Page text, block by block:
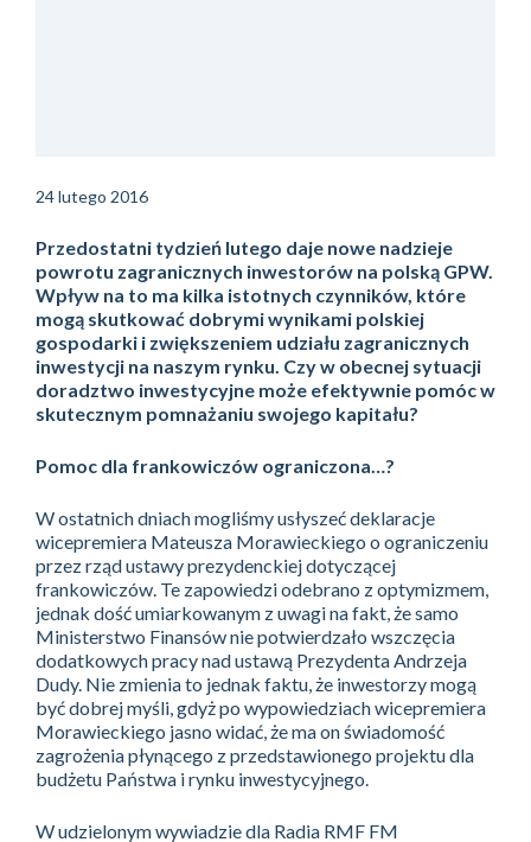
24 lutego 2016
Przedostatni tydzień lutego daje nowe nadzieje
powrotu zagranicznych inwestorów na polską GPW.
Wpływ na to ma kilka istotnych czynników, które
mogą skutkować dobrymi wynikami polskiej
gospodarki i zwiększeniem udziału zagranicznych
inwestycji na naszym rynku. Czy w obecnej sytuacji
doradztwo inwestycyjne może efektywnie pomóc w
skutecznym pomnażaniu swojego kapitału?
Pomoc dla frankowiczów ograniczona…?
W ostatnich dniach mogliśmy usłyszeć deklaracje
wicepremiera Mateusza Morawieckiego o ograniczeniu
przez rząd ustawy prezydenckiej dotyczącej
frankowiczów. Te zapowiedzi odebrano z optymizmem,
jednak dość umiarkowanym z uwagi na fakt, że samo
Ministerstwo Finansów nie potwierdzało wszczęcia
dodatkowych pracy nad ustawą Prezydenta Andrzeja
Dudy. Nie zmienia to jednak faktu, że inwestorzy mogą
być dobrej myśli, gdyż po wypowiedziach wicepremiera
Morawieckiego jasno widać, że ma on świadomość
zagrożenia płynącego z przedstawionego projektu dla
budżetu Państwa i rynku inwestycyjnego.
W udzielonym wywiadzie dla Radia RMF FM